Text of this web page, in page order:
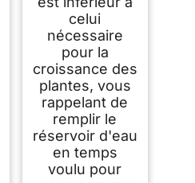
celui
nécessaire
pour la
croissance des
plantes, vous
rappelant de
remplir le
réservoir d'eau
en temps
voulu pour